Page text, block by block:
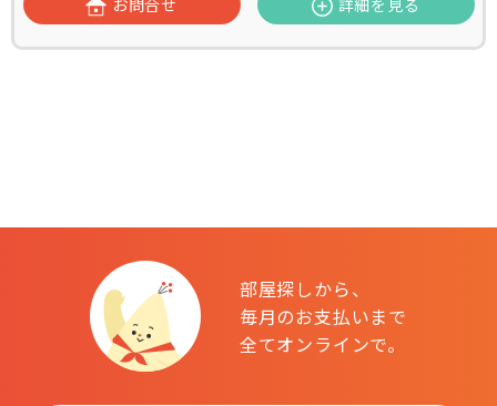
お問合せ 詳細を見る
部屋探しから、
毎月のお支払いまで
全てオンラインで。